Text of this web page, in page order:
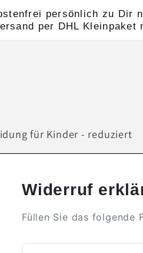
persönlich zu Dir
per DHL
für Kinder - reduziert
Widerruf
Füllen Sie das folgende